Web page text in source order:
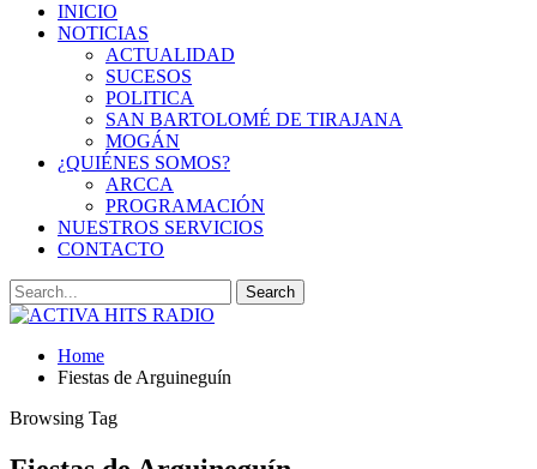
INICIO
NOTICIAS
ACTUALIDAD
SUCESOS
POLITICA
SAN BARTOLOMÉ DE TIRAJANA
MOGÁN
¿QUIÉNES SOMOS?
ARCCA
PROGRAMACIÓN
NUESTROS SERVICIOS
CONTACTO
Home
Fiestas de Arguineguín
Browsing Tag